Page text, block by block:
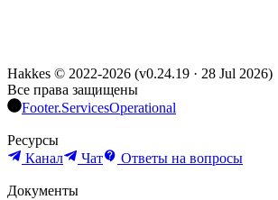
Hakkes © 2022-2026 (v0.24.19 · 28 Jul 2026)
Все права защищены
Footer.ServicesOperational
Ресурсы
Канал
Чат Ответы на вопросы
Документы